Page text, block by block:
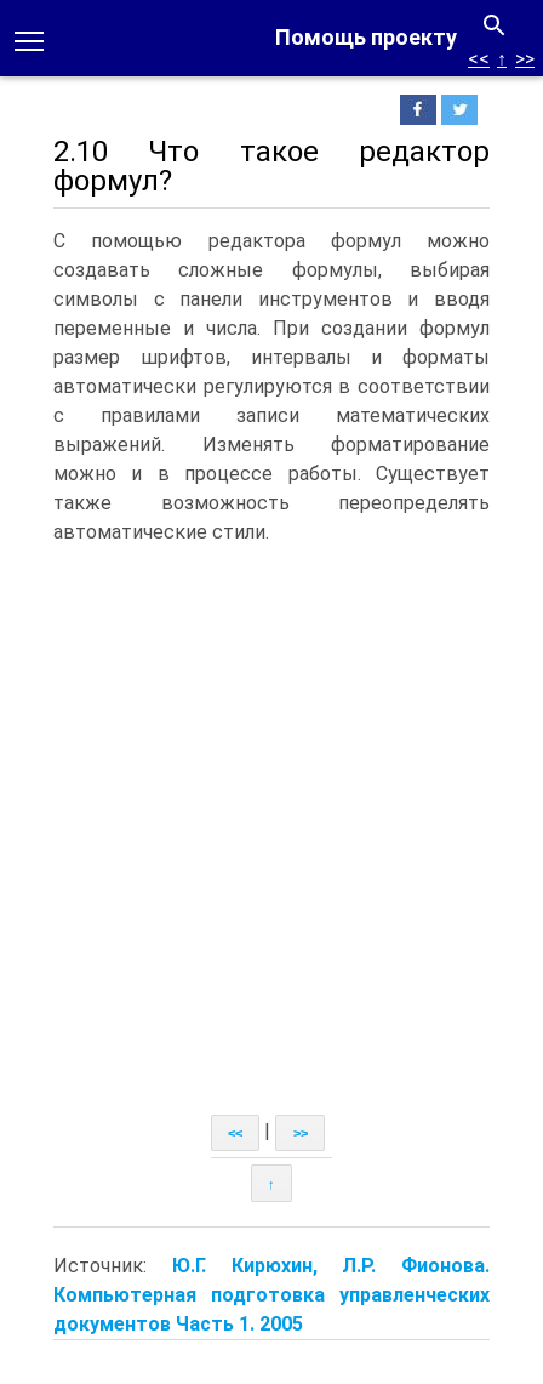
Помощь проекту
<< ↑ >>
2.10 Что такое редактор
формул?
С помощью редактора формул можно
создавать сложные формулы, выбирая
символы с панели инструментов и вводя
переменные и числа. При создании формул
размер шрифтов, интервалы и форматы
автоматически регулируются в соответствии
с правилами записи математических
выражений. Изменять форматирование
можно и в процессе работы. Существует
также возможность переопределять
автоматические стили.
<< >>
↑
Источник: Ю.Г. Кирюхин, Л.Р. Фионова.
Компьютерная подготовка управленческих
документов Часть 1. 2005